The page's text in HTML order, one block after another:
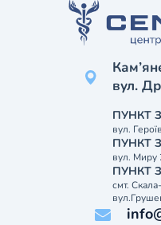
вул.
ПУНКТ
вул.
ПУНКТ
вул. Миру
ПУНКТ
смт.